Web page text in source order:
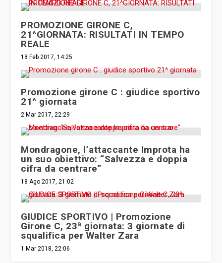
PROMOZIONE GIRONE C,
21^GIORNATA: RISULTATI IN TEMPO
REALE
18 Feb 2017, 14:25
Promozione girone C : giudice sportivo
21^ giornata
2 Mar 2017, 22:29
Mondragone, l’attaccante Improta ha
un suo obiettivo: “Salvezza e doppia
cifra da centrare”
18 Ago 2017, 21:02
GIUDICE SPORTIVO | Promozione
Girone C, 23ª giornata: 3 giornate di
squalifica per Walter Zara
1 Mar 2018, 22:06